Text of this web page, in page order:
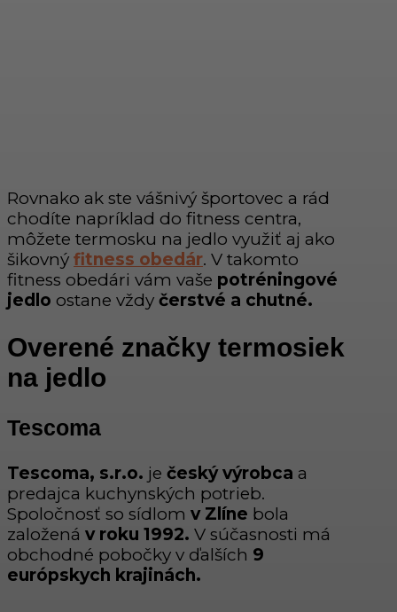
Rovnako ak ste vášnivý športovec a rád
chodíte napríklad do fitness centra,
môžete termosku na jedlo využiť aj ako
šikovný fitness obedár. V takomto
fitness obedári vám vaše potréningové
jedlo ostane vždy čerstvé a chutné.
Overené značky termosiek
na jedlo
Tescoma
Tescoma, s.r.o. je český výrobca a
predajca kuchynských potrieb.
Spoločnosť so sídlom v Zlíne bola
založená v roku 1992. V súčasnosti má
obchodné pobočky v ďalších 9
európskych krajinách.